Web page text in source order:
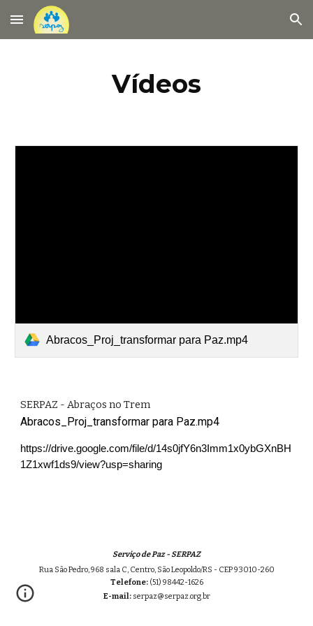
Skip to main content Skip to navigation
Vídeos
Abracos_Proj_transformar para Paz.mp4
SERPAZ - Abraços no Trem
Abracos_Proj_transformar para Paz.mp4
https://drive.google.com/file/d/14s0jfY6n3Imm1x0ybGXnBH
1Z1xwf1ds9/view?usp=sharing
Serviço de Paz - SERPAZ
Rua São Pedro,968 sala C, Centro, São Leopoldo/RS - CEP 93010-260
Telefone:(51) 98442-1626
E-mail:serpaz@serpaz.org.br